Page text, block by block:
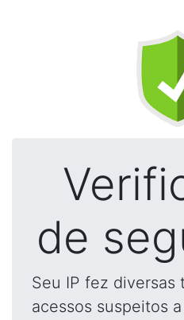
de
Seu IP fez diversas
acessos suspeitos